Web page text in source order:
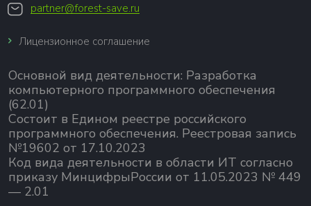
partner@forest-save.ru
Лицензионное соглашение
Основной вид деятельности: Разработка
компьютерного программного обеспечения
(62.01)
Состоит в Едином реестре российского
программного обеспечения. Реестровая запись
№19602 от 17.10.2023
Код вида деятельности в области ИТ согласно
приказу МинцифрыРоссии от 11.05.2023 № 449
— 2.01